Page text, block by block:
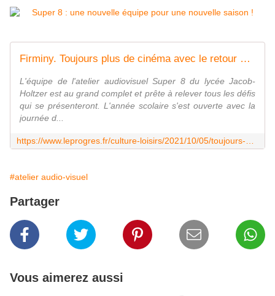
Firminy. Toujours plus de cinéma avec le retour de Surprise movie, le premier ciné-club surprise
L'équipe de l'atelier audiovisuel Super 8 du lycée Jacob-
Holtzer est au grand complet et prête à relever tous les défis
qui se présenteront. L'année scolaire s'est ouverte avec la
journée d...
#atelier audio-visuel
Partager
Vous aimerez aussi